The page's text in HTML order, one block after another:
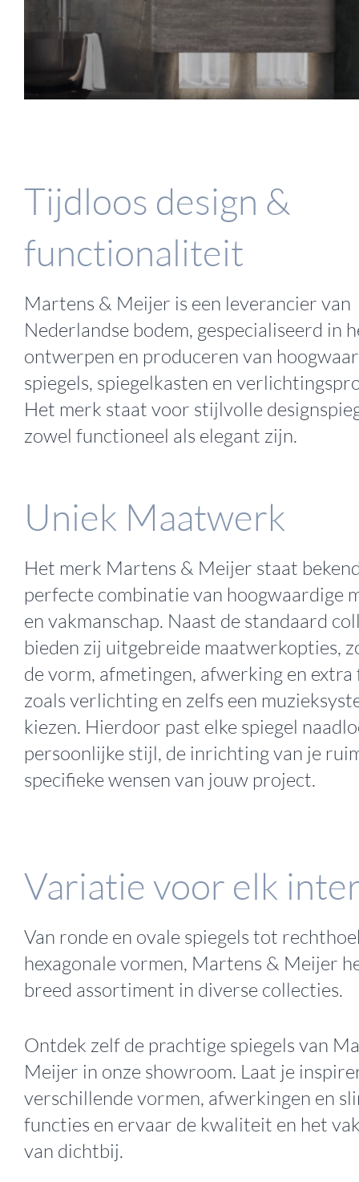
Tijdloos design &
functionaliteit
Martens & Meijer is een leverancier van
Nederlandse bodem, gespecialiseerd in
ontwerpen en produceren van
spiegels, spiegelkasten en
Het merk staat voor stijlvolle
zowel functioneel als elegant zijn.
Uniek Maatwerk
Het merk Martens & Meijer staat
perfecte combinatie van hoogwaardige
en vakmanschap. Naast de standaard
bieden zij uitgebreide maatwerkopties,
de vorm, afmetingen, afwerking en
zoals verlichting en zelfs een
kiezen. Hierdoor past elke spiegel
persoonlijke stijl, de inrichting van je
specifieke wensen van jouw project.
Variatie voor elk
Van ronde en ovale spiegels tot
hexagonale vormen, Martens & Meijer
breed assortiment in diverse collecties.
Ontdek zelf de prachtige spiegels van
Meijer in onze showroom. Laat je
verschillende vormen, afwerkingen en
functies en ervaar de kwaliteit en het
van dichtbij.